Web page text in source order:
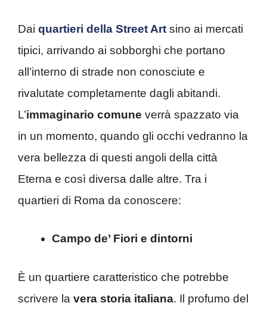
Dai quartieri della Street Art sino ai mercati
tipici, arrivando ai sobborghi che portano
all’interno di strade non conosciute e
rivalutate completamente dagli abitandi.
L’immaginario comune verrà spazzato via
in un momento, quando gli occhi vedranno la
vera bellezza di questi angoli della città
Eterna e così diversa dalle altre. Tra i
quartieri di Roma da conoscere:
Campo de’ Fiori e dintorni
È un quartiere caratteristico che potrebbe
scrivere la vera storia italiana. Il profumo del